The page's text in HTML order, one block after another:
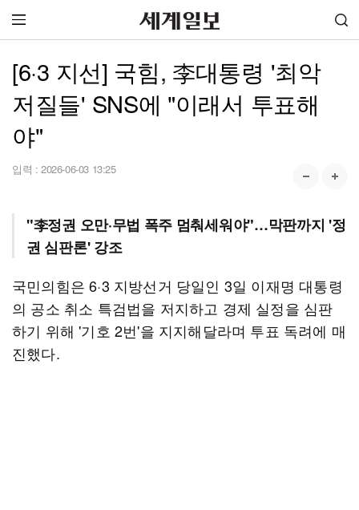
[6·3 지선] 국힘, 李대통령 '최악
저질들' SNS에 "이래서 투표해
야"
입력 : 2026-06-03 13:25
"李정권 오만·무법 폭주 멈춰세워야"…막판까지 '정
권 심판론' 강조
국민의힘은 6·3 지방선거 당일인 3일 이재명 대통령
의 공소 취소 특검법을 저지하고 경제 실정을 심판
하기 위해 '기호 2번'을 지지해달라며 투표 독려에 매
진했다.